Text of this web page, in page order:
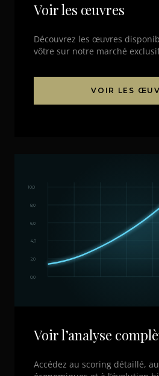
Voir les œuvres
Découvrez les œuvres
vôtre sur notre marché
VOIR LES
0,0
2,0
4,0
6,0
8,0
10,0
Voir l’analyse
Accédez au scoring détaillé,